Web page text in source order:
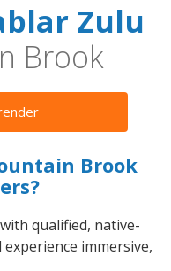
Zulu
Brook
Brook
qualified, native-
immersive,